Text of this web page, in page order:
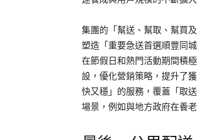
集團的「幫送、幫取、幫買
塑造「重要急送首選順豐同
在節假日和熱門活動期間積
設，優化營銷策略，提升了
快又穩」的服務，覆蓋「取
場景，例如與地方政府在養